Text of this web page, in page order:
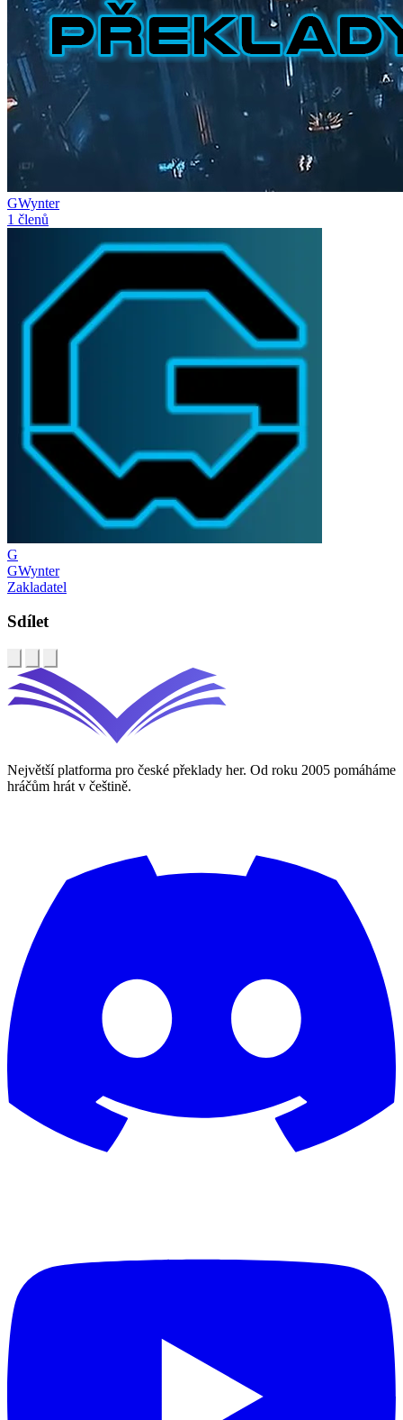
GWynter
1 členů
G
GWynter
Zakladatel
Sdílet
Největší platforma pro české překlady her. Od roku 2005 pomáháme
hráčům hrát v češtině.